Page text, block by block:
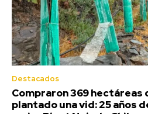
Destacados
Compraron 369 hectáreas
plantado una vid: 25 años